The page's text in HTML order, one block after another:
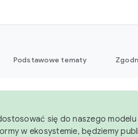
Podstawowe tematy
się do naszego
w ekosystemie, będziemy